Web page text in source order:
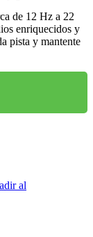
de 12 Hz a 22
enriquecidos y
pista y mantente
al